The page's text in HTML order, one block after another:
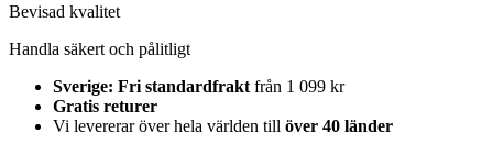
Bevisad kvalitet
Handla säkert och pålitligt
Sverige: Fri standardfrakt från 1 099 kr
Gratis returer
Vi levererar över hela världen till över 40 länder